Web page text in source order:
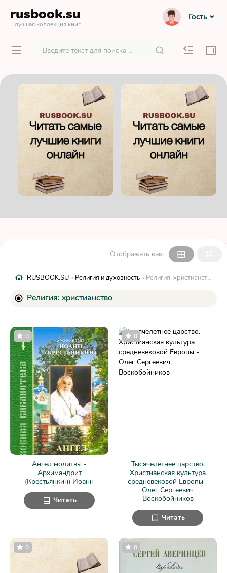
rusbook.su
лучшая коллекция книг
Гость
Отображать как:
RUSBOOK.SU » Религия и духовность » Религия: христианство
Религия: христианство
Ангел молитвы -
Архимандрит
(Крестьянкин) Иоанн
0
Читать
Тысячелетнее царство.
Христианская культура
средневековой Европы -
Олег Сергеевич
Воскобойников
0
Читать
0 0